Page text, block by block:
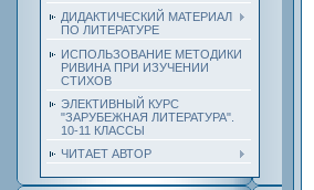
ДИДАКТИЧЕСКИЙ МАТЕРИАЛ
ПО ЛИТЕРАТУРЕ
ИСПОЛЬЗОВАНИЕ МЕТОДИКИ
РИВИНА ПРИ ИЗУЧЕНИИ
СТИХОВ
ЭЛЕКТИВНЫЙ КУРС
"ЗАРУБЕЖНАЯ ЛИТЕРАТУРА".
10-11 КЛАССЫ
ЧИТАЕТ АВТОР